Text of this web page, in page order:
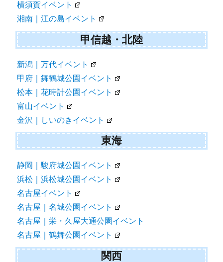
横須賀イベント
湘南｜江の島イベント
甲信越・北陸
新潟｜万代イベント
甲府｜舞鶴城公園イベント
松本｜花時計公園イベント
富山イベント
金沢｜しいのきイベント
東海
静岡｜駿府城公園イベント
浜松｜浜松城公園イベント
名古屋イベント
名古屋｜名城公園イベント
名古屋｜栄・久屋大通公園イベント
名古屋｜鶴舞公園イベント
関西